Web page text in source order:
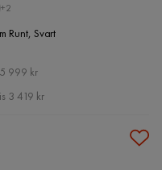
+2
Runt, Svart
999 kr
3 419 kr